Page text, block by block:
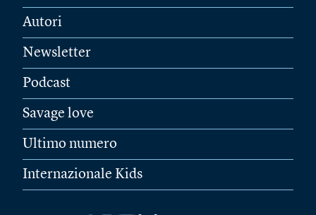
Autori
Newsletter
Podcast
Savage love
Ultimo numero
Internazionale Kids